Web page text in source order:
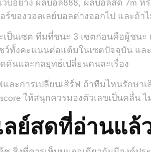
ของวอลเลย์บอลต่างออกไป และถ้
นเซต ทีมที่ชนะ 3 เซตก่อนคือผู้ชนะ
ว์ทั้งคะแนนต่อแต้มในเซตปัจจุบัน แ
ดันและกลยุทธ์เปลี่ยนคนละเรื่อง
ละการเปลี่ยนเสิร์ฟ ถ้าทีมไหนรักษ
ให้สนุกควรมองตัวเลขเป็นคลื่น
ย์สดที่อ่านแล้